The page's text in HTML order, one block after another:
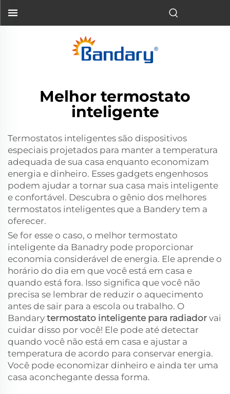
Melhor termostato
inteligente
Termostatos inteligentes são dispositivos
especiais projetados para manter a temperatura
adequada de sua casa enquanto economizam
energia e dinheiro. Esses gadgets engenhosos
podem ajudar a tornar sua casa mais inteligente
e confortável. Descubra o gênio dos melhores
termostatos inteligentes que a Bandery tem a
oferecer.
Se for esse o caso, o melhor termostato
inteligente da Banadry pode proporcionar
economia considerável de energia. Ele aprende o
horário do dia em que você está em casa e
quando está fora. Isso significa que você não
precisa se lembrar de reduzir o aquecimento
antes de sair para a escola ou trabalho. O
Bandary termostato inteligente para radiador vai
cuidar disso por você! Ele pode até detectar
quando você não está em casa e ajustar a
temperatura de acordo para conservar energia.
Você pode economizar dinheiro e ainda ter uma
casa aconchegante dessa forma.